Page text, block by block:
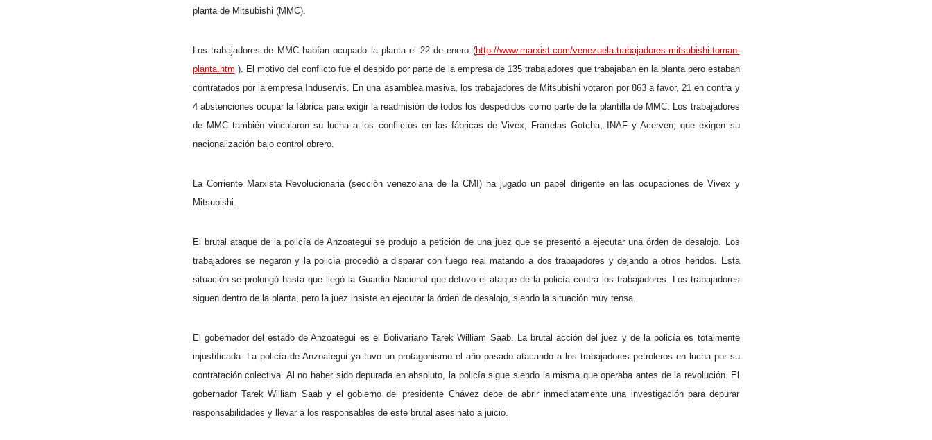
planta de Mitsubishi (MMC).
Los trabajadores de MMC habían ocupado la planta el 22 de enero (http://www.marxist.com/venezuela-trabajadores-mitsubishi-toman-
planta.htm ). El motivo del conflicto fue el despido por parte de la empresa de 135 trabajadores que trabajaban en la planta pero estaban
contratados por la empresa Induservis. En una asamblea masiva, los trabajadores de Mitsubishi votaron por 863 a favor, 21 en contra y
4 abstenciones ocupar la fábrica para exigir la readmisión de todos los despedidos como parte de la plantilla de MMC. Los trabajadores
de MMC también vincularon su lucha a los conflictos en las fábricas de Vivex, Franelas Gotcha, INAF y Acerven, que exigen su
nacionalización bajo control obrero.
La Corriente Marxista Revolucionaria (sección venezolana de la CMI) ha jugado un papel dirigente en las ocupaciones de Vivex y
Mitsubishi.
El brutal ataque de la policía de Anzoategui se produjo a petición de una juez que se presentó a ejecutar una órden de desalojo. Los
trabajadores se negaron y la policía procedió a disparar con fuego real matando a dos trabajadores y dejando a otros heridos. Esta
situación se prolongó hasta que llegó la Guardia Nacional que detuvo el ataque de la policía contra los trabajadores. Los trabajadores
siguen dentro de la planta, pero la juez insiste en ejecutar la órden de desalojo, siendo la situación muy tensa.
El gobernador del estado de Anzoategui es el Bolivariano Tarek William Saab. La brutal acción del juez y de la policía es totalmente
injustificada. La policía de Anzoategui ya tuvo un protagonismo el año pasado atacando a los trabajadores petroleros en lucha por su
contratación colectiva. Al no haber sido depurada en absoluto, la policía sigue siendo la misma que operaba antes de la revolución. El
gobernador Tarek William Saab y el gobierno del presidente Chávez debe de abrir inmediatamente una investigación para depurar
responsabilidades y llevar a los responsables de este brutal asesinato a juicio.